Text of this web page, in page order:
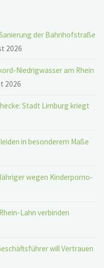
der Bahnhofstraße
2026
Niedrigwasser am Rhein
2026
Stadt Limburg kriegt
in besonderem Maße
wegen Kinderporno-
Lahn verbinden
will Vertrauen